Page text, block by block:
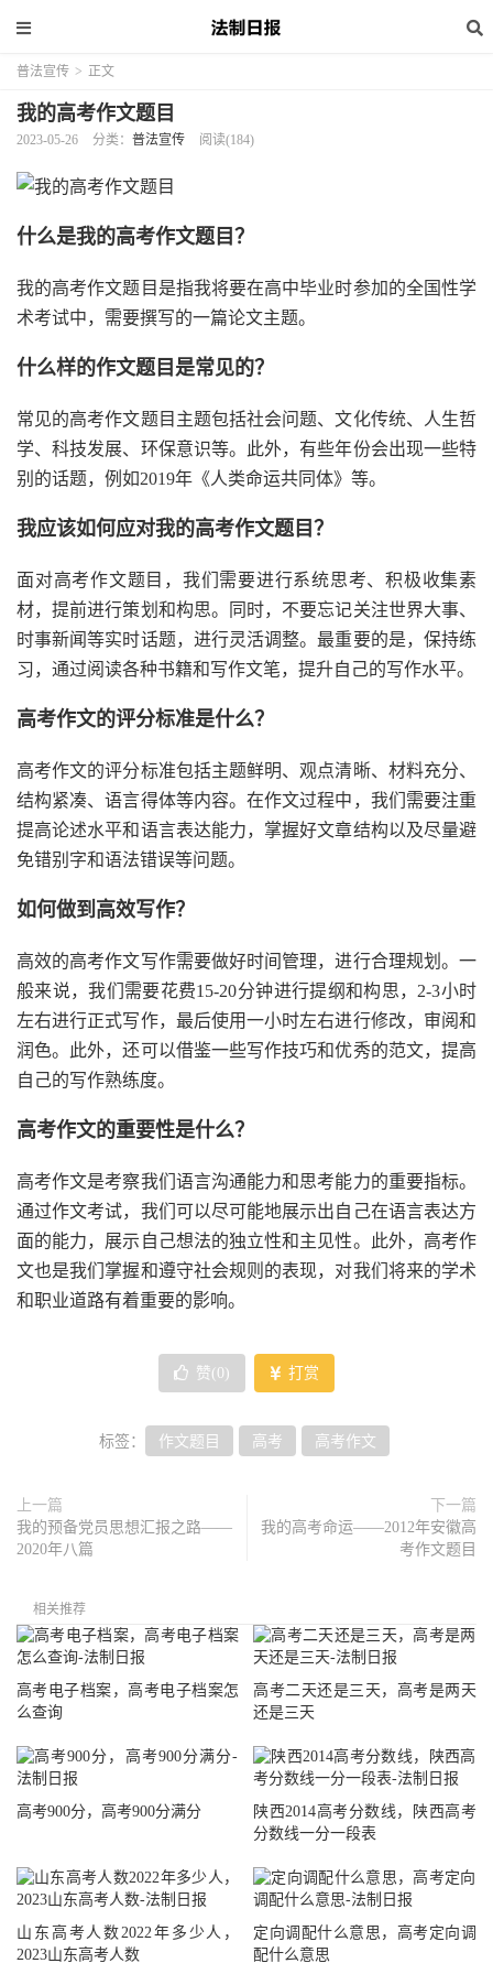
普法宣传 > 正文
我的高考作文题目
2023-05-26 分类： 普法宣传 阅读(184)
什么是我的高考作文题目？
我的高考作文题目是指我将要在高中毕业时参加的全国性学
术考试中，需要撰写的一篇论文主题。
什么样的作文题目是常见的？
常见的高考作文题目主题包括社会问题、文化传统、人生哲
学、科技发展、环保意识等。此外，有些年份会出现一些特
别的话题，例如2019年《人类命运共同体》等。
我应该如何应对我的高考作文题目？
面对高考作文题目，我们需要进行系统思考、积极收集素
材，提前进行策划和构思。同时，不要忘记关注世界大事、
时事新闻等实时话题，进行灵活调整。最重要的是，保持练
习，通过阅读各种书籍和写作文笔，提升自己的写作水平。
高考作文的评分标准是什么？
高考作文的评分标准包括主题鲜明、观点清晰、材料充分、
结构紧凑、语言得体等内容。在作文过程中，我们需要注重
提高论述水平和语言表达能力，掌握好文章结构以及尽量避
免错别字和语法错误等问题。
如何做到高效写作？
高效的高考作文写作需要做好时间管理，进行合理规划。一
般来说，我们需要花费15-20分钟进行提纲和构思，2-3小时
左右进行正式写作，最后使用一小时左右进行修改，审阅和
润色。此外，还可以借鉴一些写作技巧和优秀的范文，提高
自己的写作熟练度。
高考作文的重要性是什么？
高考作文是考察我们语言沟通能力和思考能力的重要指标。
通过作文考试，我们可以尽可能地展示出自己在语言表达方
面的能力，展示自己想法的独立性和主见性。此外，高考作
文也是我们掌握和遵守社会规则的表现，对我们将来的学术
和职业道路有着重要的影响。
赞( 0 ) 打赏
标签： 作文题目 高考 高考作文
上一篇
我的预备党员思想汇报之路——
2020年八篇
下一篇
我的高考命运——2012年安徽高
考作文题目
相关推荐
高考电子档案，高考电子档案怎
么查询
高考二天还是三天，高考是两天
还是三天
高考900分，高考900分满分
陕西2014高考分数线，陕西高考
分数线一分一段表
山东高考人数2022年多少人，
2023山东高考人数
定向调配什么意思，高考定向调
配什么意思